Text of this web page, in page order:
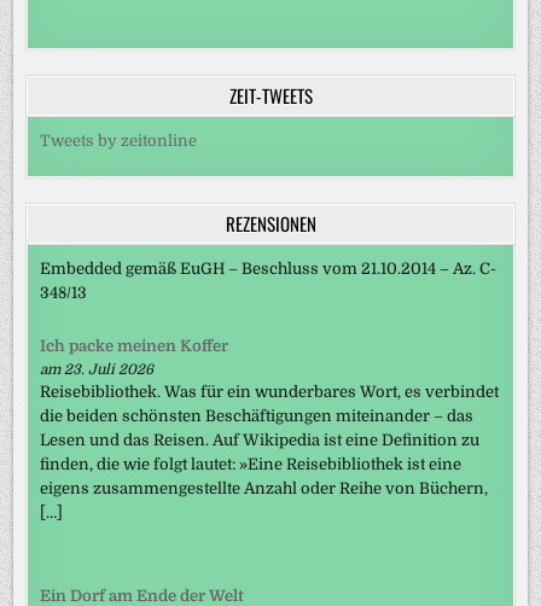
ZEIT-TWEETS
Tweets by zeitonline
REZENSIONEN
Embedded gemäß EuGH – Beschluss vom 21.10.2014 – Az. C-
348/13
Ich packe meinen Koffer
am 23. Juli 2026
Reisebibliothek. Was für ein wunderbares Wort, es verbindet
die beiden schönsten Beschäftigungen miteinander – das
Lesen und das Reisen. Auf Wikipedia ist eine Definition zu
finden, die wie folgt lautet: »Eine Reisebibliothek ist eine
eigens zusammengestellte Anzahl oder Reihe von Büchern,
[…]
Ein Dorf am Ende der Welt